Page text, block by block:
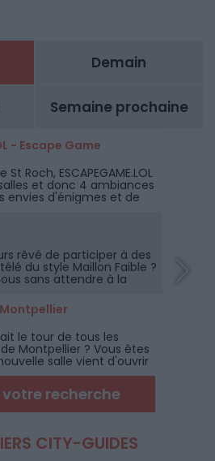
Demain
Semaine prochaine
- Escape Game
Roch, ESCAPEGAME.LOL
et donc 4 ambiances
envies d'énigmes et de
rêvé de participer à des
du style Maillon Faible ?
sans attendre à la
le tour de tous les
Montpellier ? Vous êtes
salle vient d'ouvrir
propose 3 nouvelles
recherche
CITY-GUIDES